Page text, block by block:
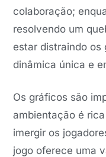
colaboração;
resolvendo um
estar distraindo os
dinâmica única e
Os gráficos são
ambientação é
imergir os
jogo oferece uma